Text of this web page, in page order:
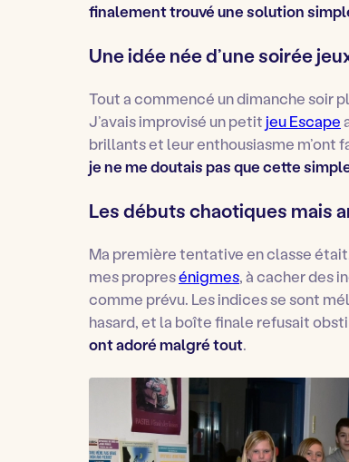
finalement trouvé une solution
Une idée née d’une soirée
Tout a commencé un dimanche soir
J’avais improvisé un petitjeu Escape
brillants et leur enthousiasme m’ont
je ne me doutais pas que cette
Les débuts chaotiques mais
Ma première tentative en classe
mes propresénigmes, à cacher des
comme prévu. Les indices se sont
hasard, et la boîte finale refusait
ont adoré malgré tout.